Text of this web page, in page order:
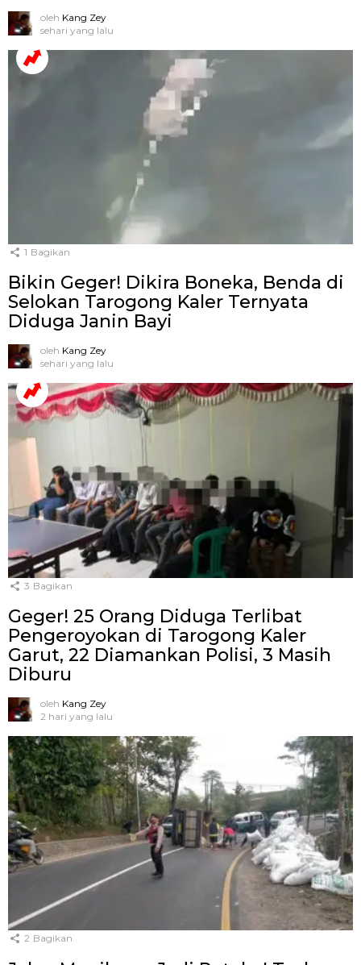
oleh Kang Zey
sehari yang lalu
1 Bagikan
Bikin Geger! Dikira Boneka, Benda di
Selokan Tarogong Kaler Ternyata
Diduga Janin Bayi
oleh Kang Zey
sehari yang lalu
3 Bagikan
Geger! 25 Orang Diduga Terlibat
Pengeroyokan di Tarogong Kaler
Garut, 22 Diamankan Polisi, 3 Masih
Diburu
oleh Kang Zey
2 hari yang lalu
2 Bagikan